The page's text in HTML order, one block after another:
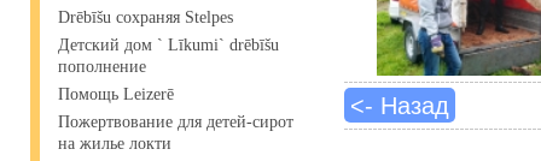
Drēbīšu сохраняя Stelpes
Детский дом ` Līkumi` drēbīšu
пополнение
Помощь Leizerē
Пожертвование для детей-сирот
на жилье локти
<- Назад